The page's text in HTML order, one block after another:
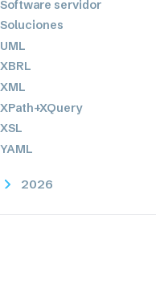
Software servidor
Soluciones
UML
XBRL
XML
XPath+XQuery
XSL
YAML
2026